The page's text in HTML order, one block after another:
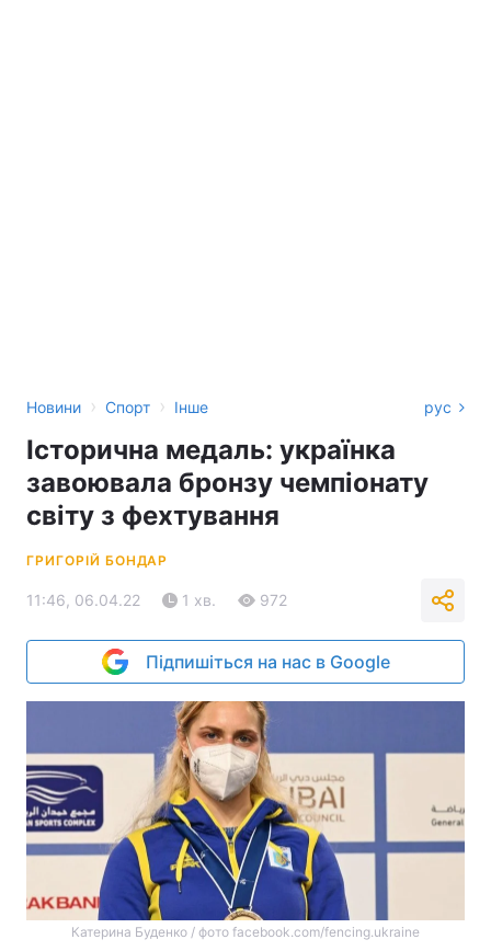
Новини › Спорт › Інше рус
Історична медаль: українка
завоювала бронзу чемпіонату
світу з фехтування
ГРИГОРІЙ БОНДАР
11:46, 06.04.22 1 хв. 972
Підпишіться на нас в Google
Катерина Буденко / фото facebook.com/fencing.ukraine